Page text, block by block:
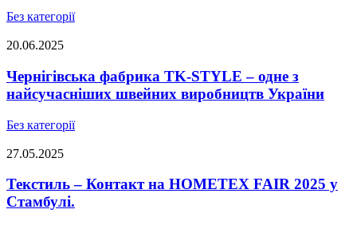
Без категорії
20.06.2025
Чернігівська фабрика TK-STYLE – одне з
найсучасніших швейних виробництв України
Без категорії
27.05.2025
Текстиль – Контакт на HOMETEX FAIR 2025 у
Стамбулі.